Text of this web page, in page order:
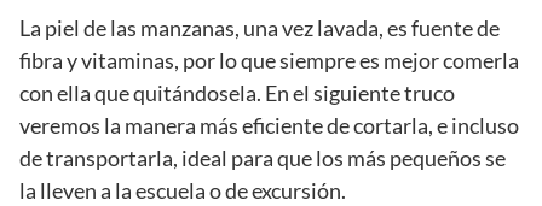
La piel de las manzanas, una vez lavada, es fuente de
fibra y vitaminas, por lo que siempre es mejor comerla
con ella que quitándosela. En el siguiente truco
veremos la manera más eficiente de cortarla, e incluso
de transportarla, ideal para que los más pequeños se
la lleven a la escuela o de excursión.